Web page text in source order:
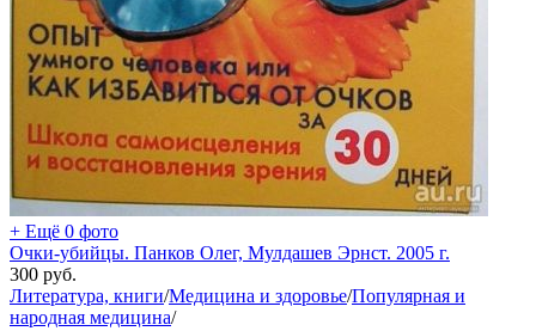
+ Ещё 0 фото
Очки-убийцы. Панков Олег, Мулдашев Эрнст. 2005 г.
300 руб.
Литература, книги/Медицина и здоровье/Популярная и
народная медицина/